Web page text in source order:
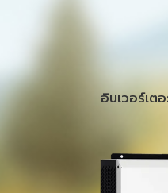
อินเวอร์เต